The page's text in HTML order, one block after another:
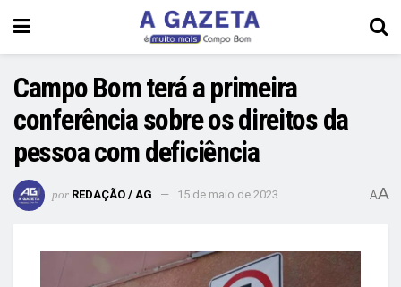
Campo Bom terá a primeira
conferência sobre os direitos da
pessoa com deficiência
por REDAÇÃO / AG 15 de maio de 2023 AA